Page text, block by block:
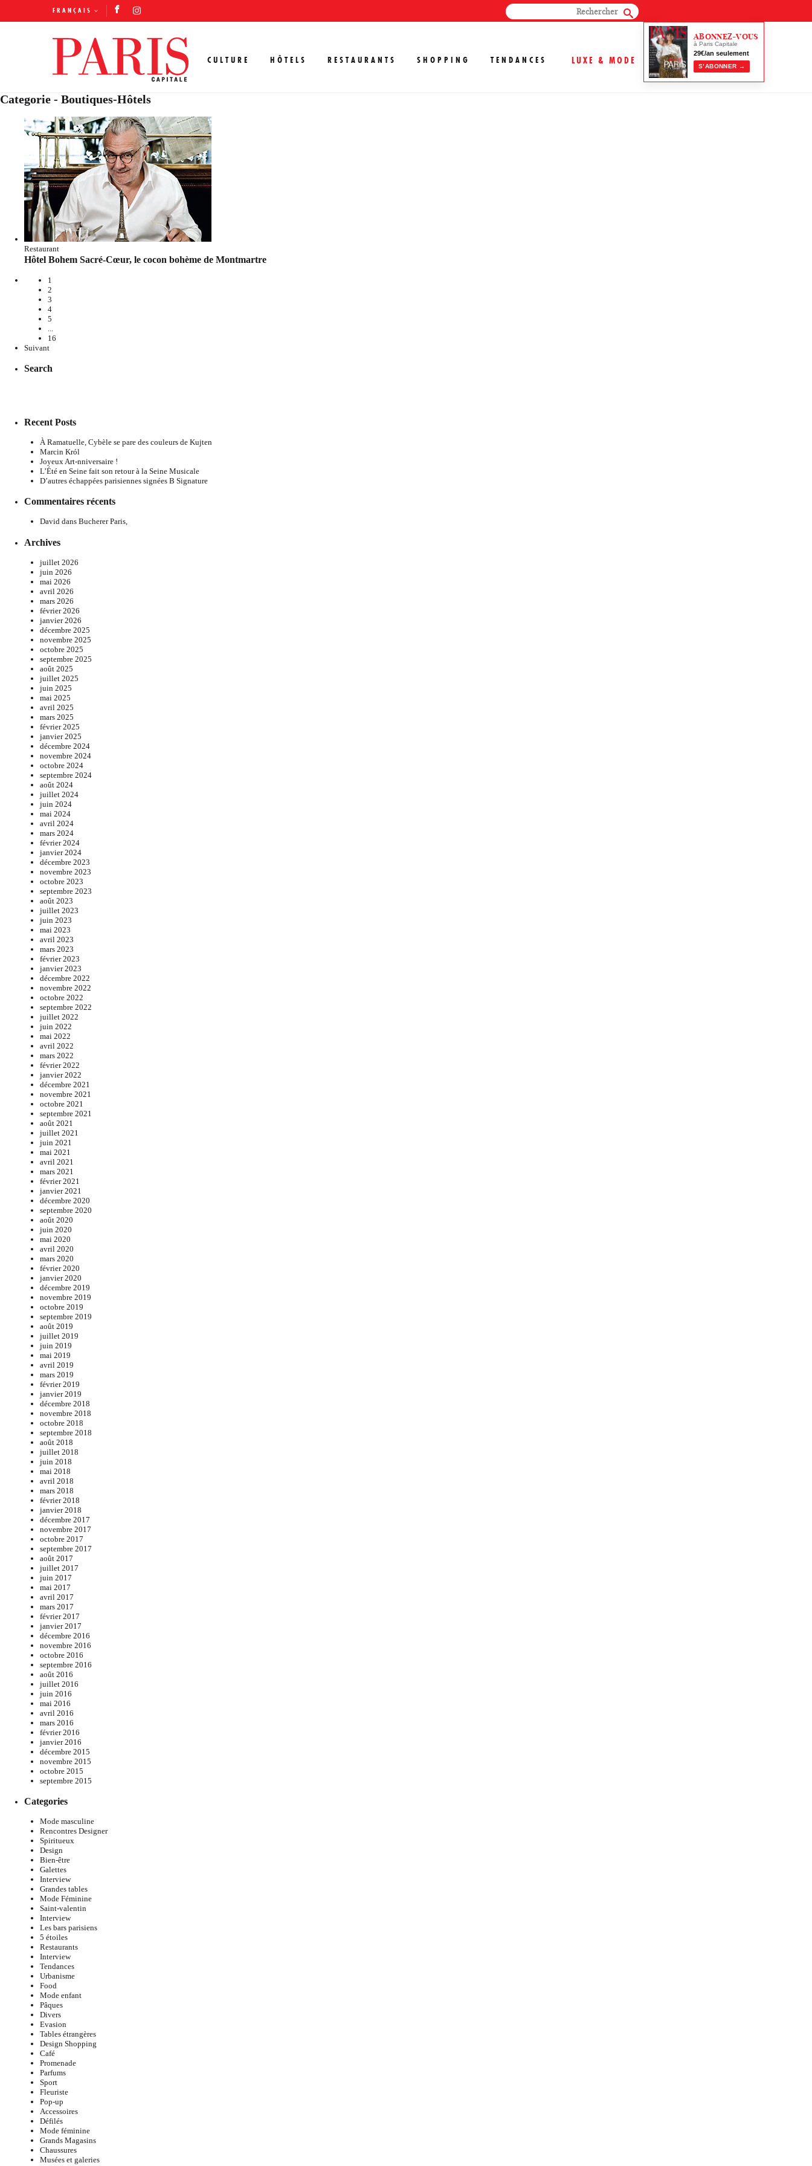
FRANÇAIS
CULTURE HÔTELS RESTAURANTS SHOPPING TENDANCES LUXE & MODE
ABONNEZ-VOUS
à Paris Capitale
29€/an seulement
S’ABONNER →
Categorie - Boutiques-Hôtels
Restaurant
Hôtel Bohem Sacré-Cœur, le cocon bohème de Montmartre
1
2
3
4
5
16
Suivant
Search
Recent Posts
À Ramatuelle, Cybèle se pare des couleurs de Kujten
Marcin Król
Joyeux Art-nniversaire !
L’Été en Seine fait son retour à la Seine Musicale
D’autres échappées parisiennes signées B Signature
Commentaires récents
David dans Bucherer Paris,
Archives
juillet 2026
juin 2026
mai 2026
avril 2026
mars 2026
février 2026
janvier 2026
décembre 2025
novembre 2025
octobre 2025
septembre 2025
août 2025
juillet 2025
juin 2025
mai 2025
avril 2025
mars 2025
février 2025
janvier 2025
décembre 2024
novembre 2024
octobre 2024
septembre 2024
août 2024
juillet 2024
juin 2024
mai 2024
avril 2024
mars 2024
février 2024
janvier 2024
décembre 2023
novembre 2023
octobre 2023
septembre 2023
août 2023
juillet 2023
juin 2023
mai 2023
avril 2023
mars 2023
février 2023
janvier 2023
décembre 2022
novembre 2022
octobre 2022
septembre 2022
juillet 2022
juin 2022
mai 2022
avril 2022
mars 2022
février 2022
janvier 2022
décembre 2021
novembre 2021
octobre 2021
septembre 2021
août 2021
juillet 2021
juin 2021
mai 2021
avril 2021
mars 2021
février 2021
janvier 2021
décembre 2020
septembre 2020
août 2020
juin 2020
mai 2020
avril 2020
mars 2020
février 2020
janvier 2020
décembre 2019
novembre 2019
octobre 2019
septembre 2019
août 2019
juillet 2019
juin 2019
mai 2019
avril 2019
mars 2019
février 2019
janvier 2019
décembre 2018
novembre 2018
octobre 2018
septembre 2018
août 2018
juillet 2018
juin 2018
mai 2018
avril 2018
mars 2018
février 2018
janvier 2018
décembre 2017
novembre 2017
octobre 2017
septembre 2017
août 2017
juillet 2017
juin 2017
mai 2017
avril 2017
mars 2017
février 2017
janvier 2017
décembre 2016
novembre 2016
octobre 2016
septembre 2016
août 2016
juillet 2016
juin 2016
mai 2016
avril 2016
mars 2016
février 2016
janvier 2016
décembre 2015
novembre 2015
octobre 2015
septembre 2015
Categories
Mode masculine
Rencontres Designer
Spiritueux
Design
Bien-être
Galettes
Interview
Grandes tables
Mode Féminine
Saint-valentin
Interview
Les bars parisiens
5 étoiles
Restaurants
Interview
Tendances
Urbanisme
Food
Mode enfant
Pâques
Divers
Evasion
Tables étrangères
Design Shopping
Café
Promenade
Parfums
Sport
Fleuriste
Pop-up
Accessoires
Défilés
Mode féminine
Grands Magasins
Chaussures
Musées et galeries